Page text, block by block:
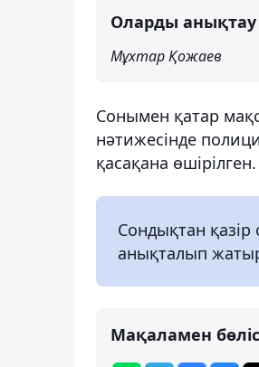
Оларды
Мұхтар Қожаев
Сонымен қатар
нәтижесінде
қасақана өшірілген.
Сондықтан
анықталып
Мақаламен